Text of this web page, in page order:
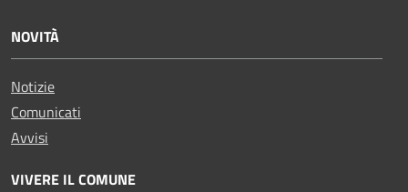
NOVITÀ
Notizie
Comunicati
Avvisi
VIVERE IL COMUNE